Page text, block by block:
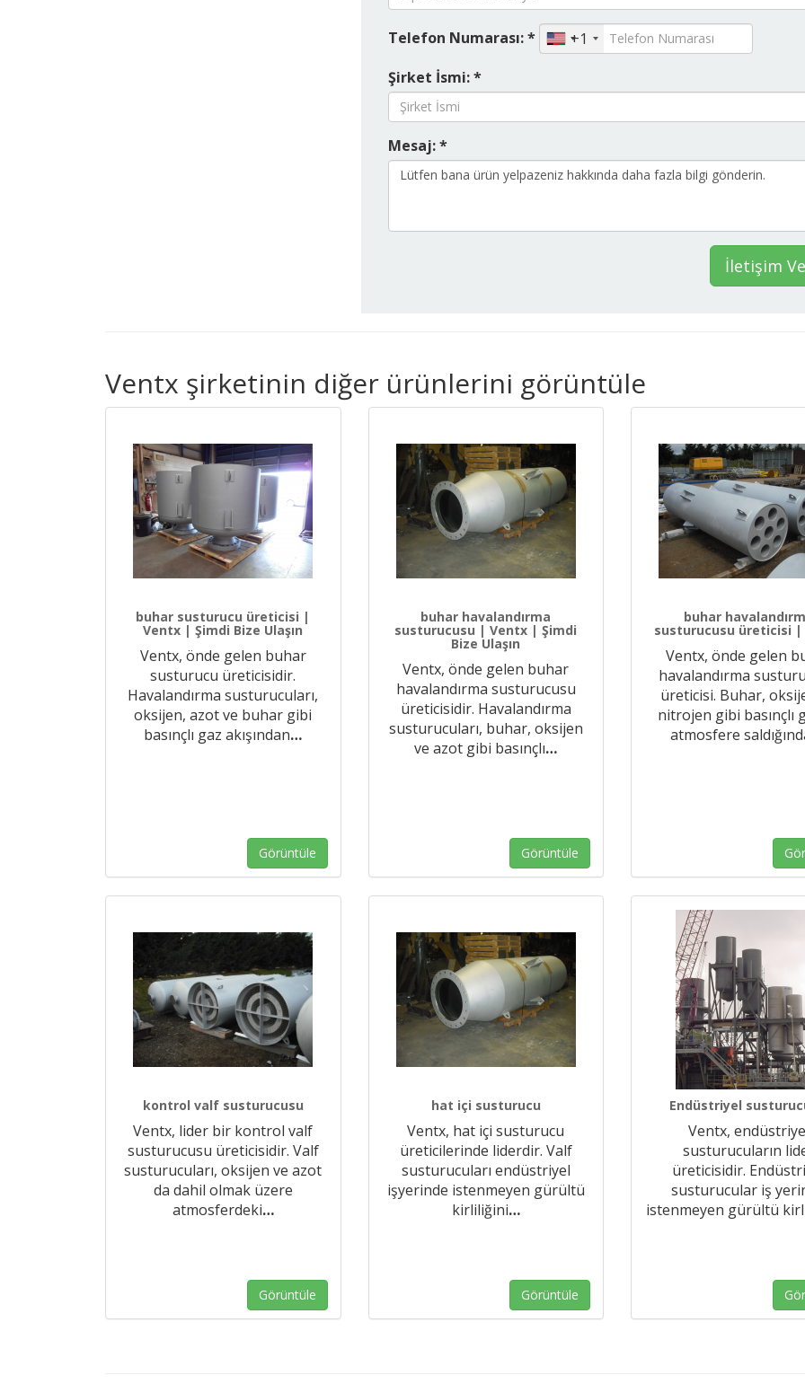
Telefon Numarası: *
+1
Şirket İsmi: *
Mesaj: *
İletişim
Ventx şirketinin diğer ürünlerini görüntüle
buhar susturucu üreticisi |
Ventx | Şimdi Bize Ulaşın
Ventx, önde gelen buhar
susturucu üreticisidir.
Havalandırma susturucuları,
oksijen, azot ve buhar gibi
basınçlı gaz akışından…
Görüntüle
buhar havalandırma
susturucusu | Ventx | Şimdi
Bize Ulaşın
Ventx, önde gelen buhar
havalandırma susturucusu
üreticisidir. Havalandırma
susturucuları, buhar, oksijen
ve azot gibi basınçlı…
Görüntüle
buhar
susturucusu üreticisi |
Ventx, önde gelen
havalandırma
üreticisi. Buhar,
nitrojen gibi basınçlı
atmosfere
kontrol valf susturucusu
Ventx, lider bir kontrol valf
susturucusu üreticisidir. Valf
susturucuları, oksijen ve azot
da dahil olmak üzere
atmosferdeki…
Görüntüle
hat içi susturucu
Ventx, hat içi susturucu
üreticilerinde liderdir. Valf
susturucuları endüstriyel
işyerinde istenmeyen gürültü
kirliliğini…
Görüntüle
Endüstriyel
Ventx,
susturucuların
üreticisidir.
susturucular iş
istenmeyen gürültü